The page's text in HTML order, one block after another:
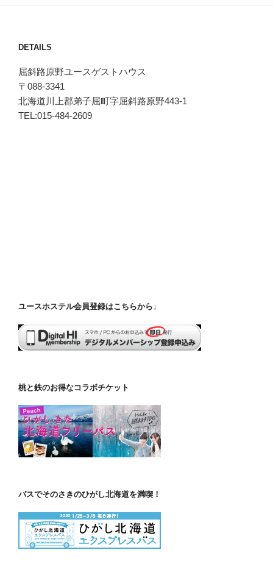
DETAILS
屈斜路原野ユースゲストハウス
〒088-3341
北海道川上郡弟子屈町字屈斜路原野443-1
TEL:015-484-2609
ユースホステル会員登録はこちらから↓
桃と鉄のお得なコラボチケット
バスでそのさきのひがし北海道を満喫！